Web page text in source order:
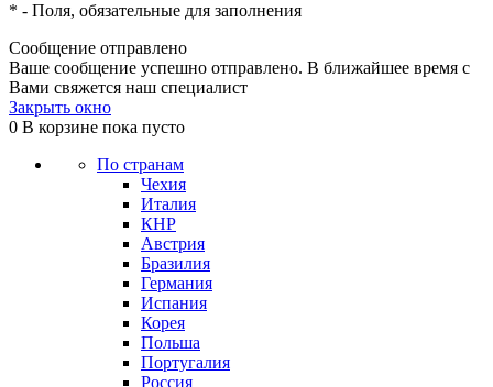
* - Поля, обязательные для заполнения
Сообщение отправлено
Ваше сообщение успешно отправлено. В ближайшее время с
Вами свяжется наш специалист
Закрыть окно
0 В корзине пока пусто
По странам
Чехия
Италия
КНР
Австрия
Бразилия
Германия
Испания
Корея
Польша
Португалия
Россия